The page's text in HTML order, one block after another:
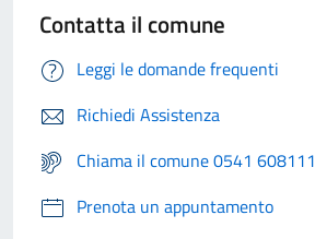
Contatta il comune
Leggi le domande frequenti
Richiedi Assistenza
Chiama il comune 0541 608111
Prenota un appuntamento